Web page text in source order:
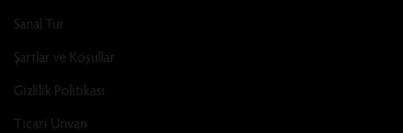
Sanal Tur
Şartlar ve Koşullar
Gizlilik Politikası
Ticari Unvan